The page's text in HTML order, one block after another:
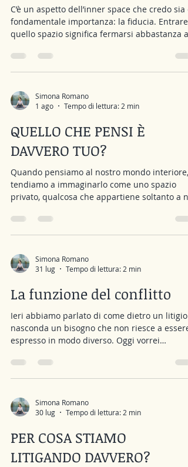
C’è un aspetto dell’inner space che credo sia
fondamentale importanza: la fiducia. Entrare
quello spazio significa fermarsi abbastanza a
noi. E una volta che abbiamo ascoltato, siamo
chiamati a decidere se dare credito a ciò che
la fiducia. Questo perché la voce più autentica
raramente offre certezze. Non ci dice che
capiranno le no
Simona Romano
1 ago
Tempo di lettura: 2 min
QUELLO CHE PENSI È
DAVVERO TUO?
Quando pensiamo al nostro mondo interiore,
tendiamo a immaginarlo come uno spazio
privato, qualcosa che appartiene soltanto a
più di attenzione, possiamo accorgerci che
dentro di noi ci sono molte più voci di quanto
sentito così tante volte da aver smesso di
ricordare da dove arrivano. Modi di giudicarci
degli altri. Aspettative familiari che nel
Simona Romano
31 lug
Tempo di lettura: 2 min
La funzione del conflitto
Ieri abbiamo parlato di come dietro un litigio
nasconda un bisogno che non riesce a essere
espresso in modo diverso. Oggi vorrei
sono quasi sempre più complesse di così. A
volte il conflitto non si gioca soltanto tra due
relazionale può assumere una funzione anche
all’interno del sistema di relazioni più ampio
una coppia che litiga continu
Simona Romano
30 lug
Tempo di lettura: 2 min
PER COSA STIAMO
LITIGANDO DAVVERO?